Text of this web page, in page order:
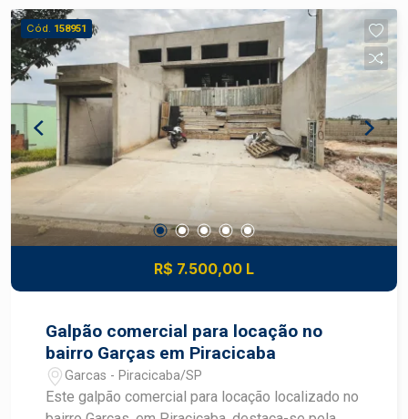
Aquecedor
Cód. 158951
R$ 7.500,00 L
Galpão comercial para locação no
bairro Garças em Piracicaba
Garcas - Piracicaba/SP
Este galpão comercial para locação localizado no